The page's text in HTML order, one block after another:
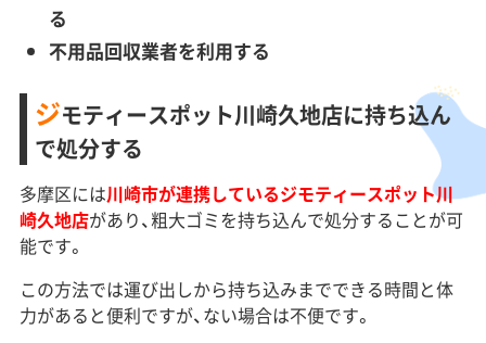
る
不用品回収業者を利用する
ジモティースポット川崎久地店に持ち込ん
で処分する
多摩区には川崎市が連携しているジモティースポット川
崎久地店があり、粗大ゴミを持ち込んで処分することが可
能です。
この方法では運び出しから持ち込みまでできる時間と体
力があると便利ですが、ない場合は不便です。